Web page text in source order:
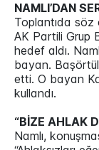
NAMLI’DAN
Toplantıda söz
AK Partili Grup
hedef aldı.
bayan.
etti. O bayan
kullandı.
“BİZE AHLAK
Namlı,